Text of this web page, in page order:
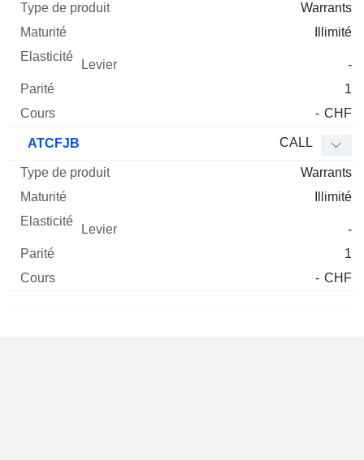
Warrants
Illimité
-
1
- CHF
ATCFJB CALL
Warrants
Illimité
-
1
- CHF